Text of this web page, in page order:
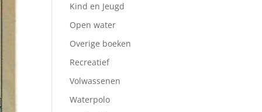
Kind en Jeugd
Open water
Overige boeken
Recreatief
Volwassenen
Waterpolo